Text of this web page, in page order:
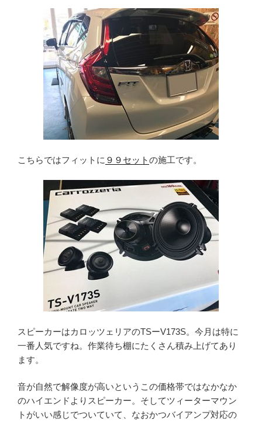
こちらではフィットに ９９セットの施工です。
スピーカーはカロッツェリアのTSーV173S。今月は特に
一番人気ですね。作業待ち棚にたくさん積み上げてあり
ます。
音が自然で解像度が高いというこの価格帯ではなかなか
のハイエンドよりスピーカー。そしてツィーターマウン
トがいい感じでついていて、なおかつバイアンプ対応の